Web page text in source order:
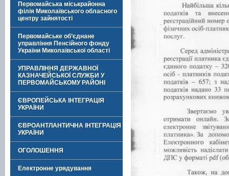
Первомайська міськрайонна
філія Миколаївського обласного
центру зайнятості
Первомайське об’єднане
управління Пенсійного фонду
України Миколаївської області
УПРАВЛІННЯ ДЕРЖАВНОЇ
КАЗНАЧЕЙСЬКОЇ СЛУЖБИ У
ПЕРВОМАЙСЬКОМУ РАЙОНІ
ЄВРОПЕЙСЬКА ІНТЕГРАЦІЯ
УКРАЇНИ
ЄВРОАНТЛАНТИЧНА ІНТЕГРАЦІЯ
УКРАЇНИ
ОГОЛОШЕННЯ
Електронне урядування